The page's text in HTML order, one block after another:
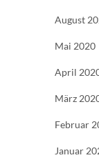
August
Mai 2020
April
März
Februar
Januar